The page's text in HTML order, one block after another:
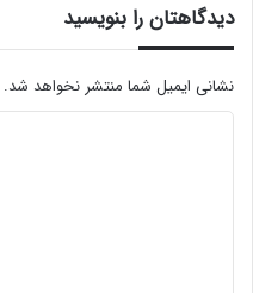
دیدگاهتان را بنویسید
نشانی ایمیل شما منتشر نخواهد شد.